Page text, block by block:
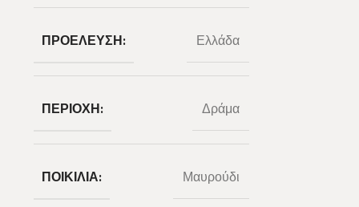
ΠΡΟΈΛΕΥΣΗ: Ελλάδα
ΠΕΡΙΟΧΉ: Δράμα
ΠΟΙΚΙΛΊΑ: Μαυρούδι